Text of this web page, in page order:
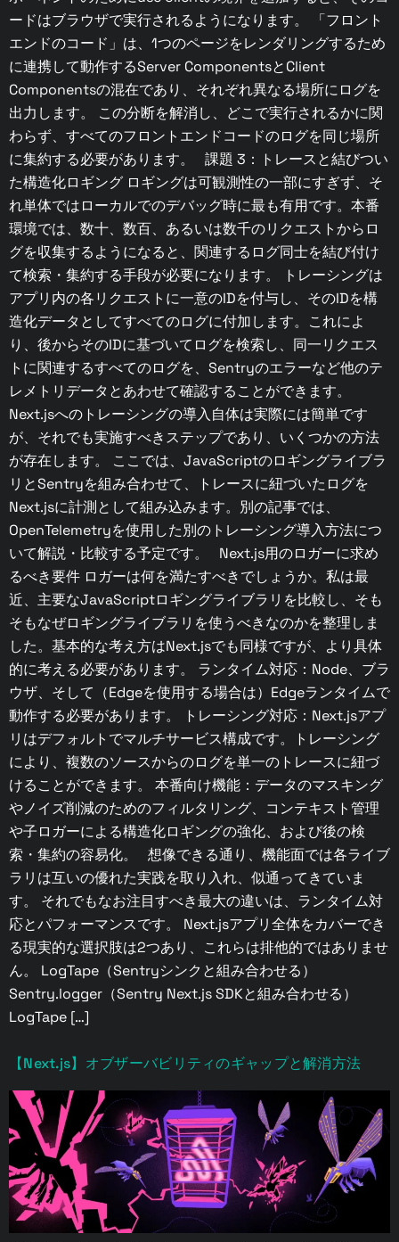
ードはブラウザで実行されるようになります。 「フロント
エンドのコード」は、1つのページをレンダリングするため
に連携して動作するServer ComponentsとClient
Componentsの混在であり、それぞれ異なる場所にログを
出力します。 この分断を解消し、どこで実行されるかに関
わらず、すべてのフロントエンドコードのログを同じ場所
に集約する必要があります。 課題 3：トレースと結びつい
た構造化ロギング ロギングは可観測性の一部にすぎず、そ
れ単体ではローカルでのデバッグ時に最も有用です。本番
環境では、数十、数百、あるいは数千のリクエストからロ
グを収集するようになると、関連するログ同士を結び付け
て検索・集約する手段が必要になります。 トレーシングは
アプリ内の各リクエストに一意のIDを付与し、そのIDを構
造化データとしてすべてのログに付加します。これによ
り、後からそのIDに基づいてログを検索し、同一リクエス
トに関連するすべてのログを、Sentryのエラーなど他のテ
レメトリデータとあわせて確認することができます。
Next.jsへのトレーシングの導入自体は実際には簡単です
が、それでも実施すべきステップであり、いくつかの方法
が存在します。 ここでは、JavaScriptのロギングライブラ
リとSentryを組み合わせて、トレースに紐づいたログを
Next.jsに計測として組み込みます。別の記事では、
OpenTelemetryを使用した別のトレーシング導入方法につ
いて解説・比較する予定です。 Next.js用のロガーに求め
るべき要件 ロガーは何を満たすべきでしょうか。私は最
近、主要なJavaScriptロギングライブラリを比較し、そも
そもなぜロギングライブラリを使うべきなのかを整理しま
した。基本的な考え方はNext.jsでも同様ですが、より具体
的に考える必要があります。 ランタイム対応：Node、ブラ
ウザ、そして（Edgeを使用する場合は）Edgeランタイムで
動作する必要があります。 トレーシング対応：Next.jsアプ
リはデフォルトでマルチサービス構成です。トレーシング
により、複数のソースからのログを単一のトレースに紐づ
けることができます。 本番向け機能：データのマスキング
やノイズ削減のためのフィルタリング、コンテキスト管理
や子ロガーによる構造化ロギングの強化、および後の検
索・集約の容易化。 想像できる通り、機能面では各ライブ
ラリは互いの優れた実践を取り入れ、似通ってきていま
す。 それでもなお注目すべき最大の違いは、ランタイム対
応とパフォーマンスです。 Next.jsアプリ全体をカバーでき
る現実的な選択肢は2つあり、これらは排他的ではありませ
ん。 LogTape（Sentryシンクと組み合わせる）
Sentry.logger（Sentry Next.js SDKと組み合わせる）
LogTape […]
【Next.js】オブザーバビリティのギャップと解消方法